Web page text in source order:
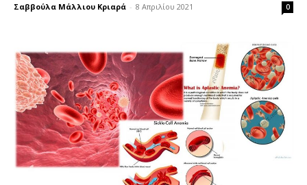
Σαββούλα Μάλλιου Κριαρά - 8 Απριλίου 2021 0